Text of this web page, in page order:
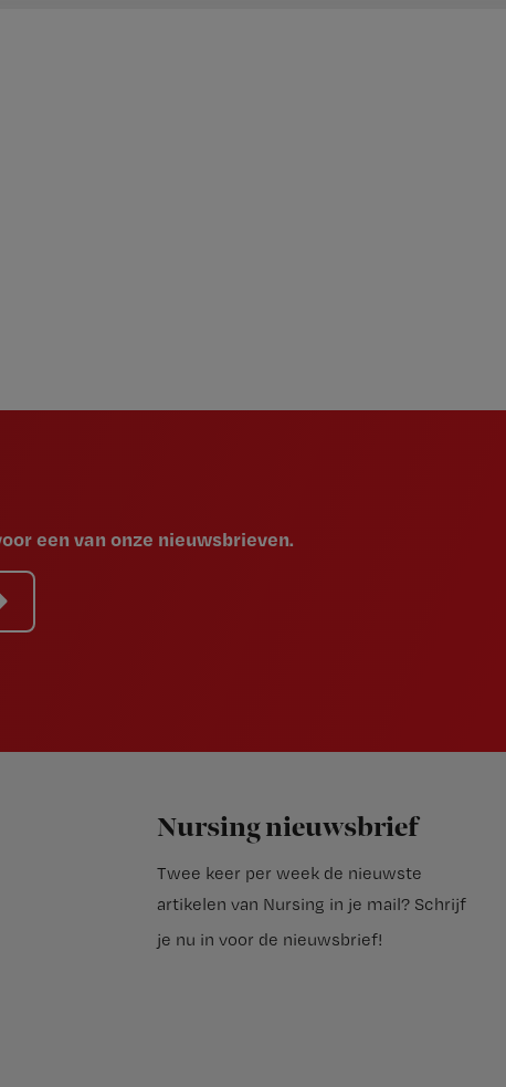
een van onze nieuwsbrieven.
Nursing nieuwsbrief
Twee keer per week de nieuwste
artikelen van Nursing in je mail? Schrijf
je nu in voor de nieuwsbrief!